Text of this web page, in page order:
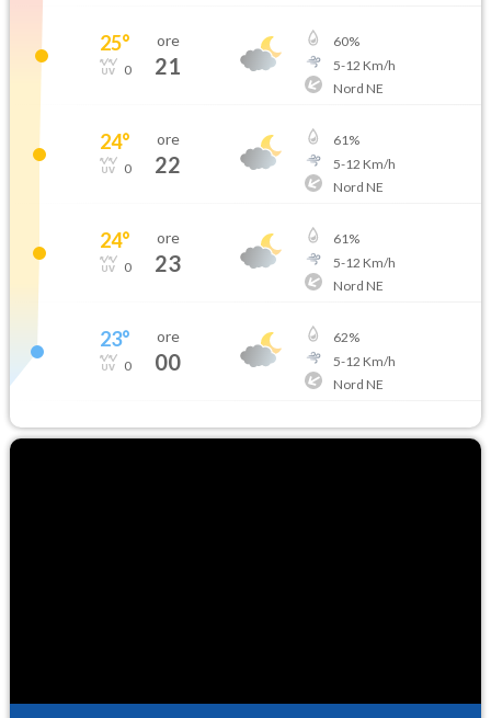
25°
0
ore
21
60%
5-12 Km/h
Nord NE
24°
0
ore
22
61%
5-12 Km/h
Nord NE
24°
0
ore
23
61%
5-12 Km/h
Nord NE
23°
0
ore
00
62%
5-12 Km/h
Nord NE